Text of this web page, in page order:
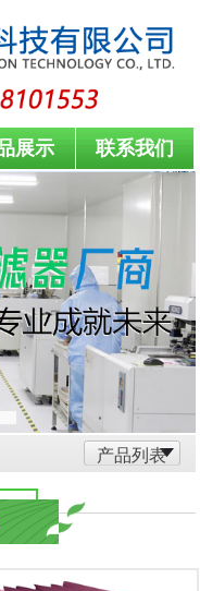
展示 联系我们
产品列表